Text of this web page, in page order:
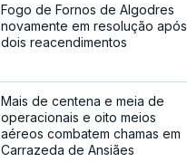
Fogo de Fornos de Algodres
novamente em resolução após
dois reacendimentos
Mais de centena e meia de
operacionais e oito meios
aéreos combatem chamas em
Carrazeda de Ansiães